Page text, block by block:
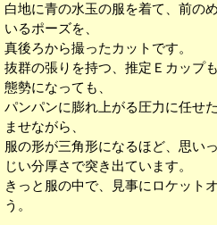
白地に青の水玉の服を着て、前の
いるポーズを、
真後ろから撮ったカットです。
抜群の張りを持つ、推定Ｅカップ
態勢になっても、
パンパンに膨れ上がる圧力に任せ
ませながら、
服の形が三角形になるほど、思い
じい分厚さで突き出ています。
きっと服の中で、見事にロケット
う。